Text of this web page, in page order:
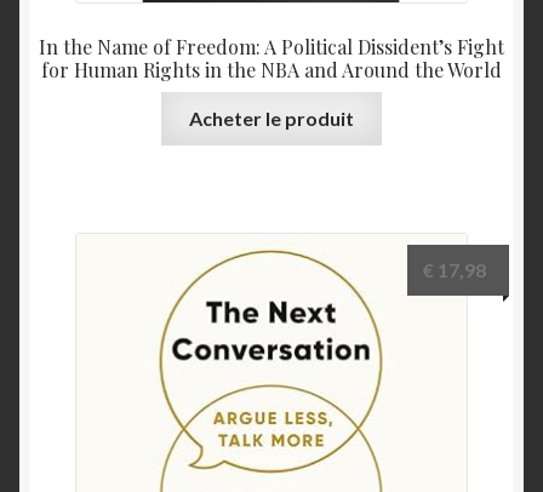
In the Name of Freedom: A Political Dissident’s Fight
for Human Rights in the NBA and Around the World
Acheter le produit
€ 17,98